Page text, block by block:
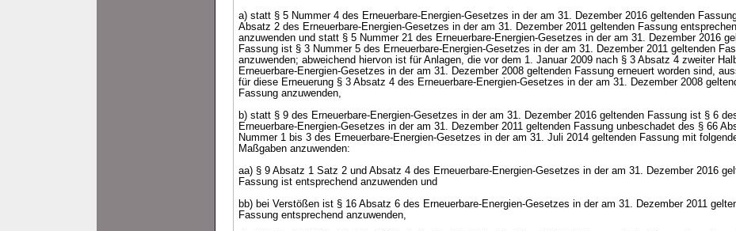
a) statt § 5 Nummer 4 des Erneuerbare-Energien-Gesetzes in der am 31. Dezember 2016 geltenden
Absatz 2 des Erneuerbare-Energien-Gesetzes in der am 31. Dezember 2011 geltenden Fassung
anzuwenden und statt § 5 Nummer 21 des Erneuerbare-Energien-Gesetzes in der am 31. Dezember 2016
Fassung ist § 3 Nummer 5 des Erneuerbare-Energien-Gesetzes in der am 31. Dezember 2011 geltenden
anzuwenden; abweichend hiervon ist für Anlagen, die vor dem 1. Januar 2009 nach § 3 Absatz 4 zweiter
Erneuerbare-Energien-Gesetzes in der am 31. Dezember 2008 geltenden Fassung erneuert worden sind,
für diese Erneuerung § 3 Absatz 4 des Erneuerbare-Energien-Gesetzes in der am 31. Dezember 2008
Fassung anzuwenden,
b) statt § 9 des Erneuerbare-Energien-Gesetzes in der am 31. Dezember 2016 geltenden Fassung ist § 6
Erneuerbare-Energien-Gesetzes in der am 31. Dezember 2011 geltenden Fassung unbeschadet des § 66
Nummer 1 bis 3 des Erneuerbare-Energien-Gesetzes in der am 31. Juli 2014 geltenden Fassung mit
Maßgaben anzuwenden:
aa) § 9 Absatz 1 Satz 2 und Absatz 4 des Erneuerbare-Energien-Gesetzes in der am 31. Dezember 2016
Fassung ist entsprechend anzuwenden und
bb) bei Verstößen ist § 16 Absatz 6 des Erneuerbare-Energien-Gesetzes in der am 31. Dezember 2011
Fassung entsprechend anzuwenden,